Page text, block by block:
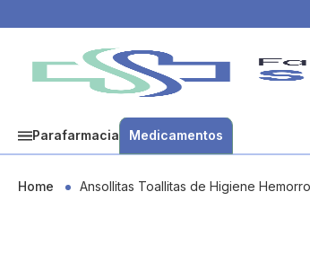
Parafarmacia Medicamentos
Home Ansollitas Toallitas de Higiene